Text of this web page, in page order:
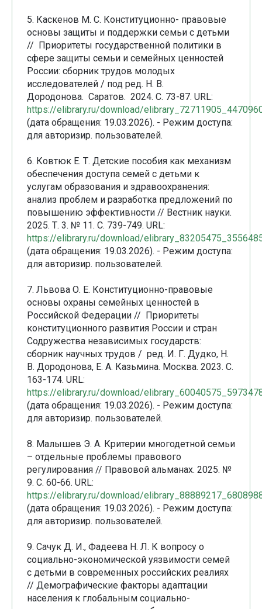
5. Каскенов М. С. Конституционно- правовые
основы защиты и поддержки семьи с детьми
// Приоритеты государственной политики в
сфере защиты семьи и семейных ценностей
России: сборник трудов молодых
исследователей / под ред. Н. В.
Дородонова. Саратов. 2024. С. 73-87. URL:
https://elibrary.ru/download/
(дата обращения: 19.03.2026). - Режим доступа:
для авторизир. пользователей.
6. Ковтюк Е. Т. Детские пособия как механизм
обеспечения доступа семей с детьми к
услугам образования и здравоохранения:
анализ проблем и разработка предложений по
повышению эффективности // Вестник науки.
2025. Т. 3. № 11. С. 739-749. URL:
https://elibrary.ru/download/
(дата обращения: 19.03.2026). - Режим доступа:
для авторизир. пользователей.
7. Львова О. Е. Конституционно-правовые
основы охраны семейных ценностей в
Российской Федерации // Приоритеты
конституционного развития России и стран
Содружества независимых государств:
сборник научных трудов / ред. И. Г. Дудко, Н.
В. Дородонова, Е. А. Казьмина. Москва. 2023. С.
163-174. URL:
https://elibrary.ru/download/
(дата обращения: 19.03.2026). - Режим доступа:
для авторизир. пользователей.
8. Малышев Э. А. Критерии многодетной семьи
– отдельные проблемы правового
регулирования // Правовой альманах. 2025. №
9. С. 60-66. URL:
https://elibrary.ru/download/
(дата обращения: 19.03.2026). - Режим доступа:
для авторизир. пользователей.
9. Сачук Д. И., Фадеева Н. Л. К вопросу о
социально-экономической уязвимости семей
с детьми в современных российских реалиях
// Демографические факторы адаптации
населения к глобальным социально-